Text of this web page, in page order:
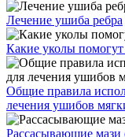
Лечение ушиба ребра
Какие уколы
Общие правила
лечения ушибов
Рассасывающие мази